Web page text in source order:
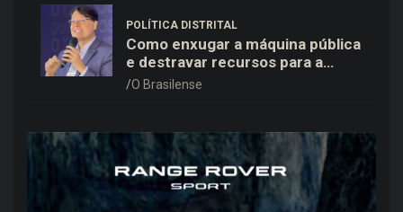
POLÍTICA DISTRITAL
Como enxugar a máquina pública
e destravar recursos para a
saúde e educação no DF
O Brasilense